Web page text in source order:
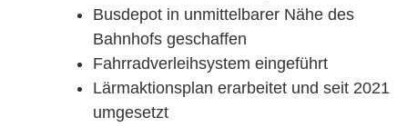
Busdepot in unmittelbarer Nähe des
Bahnhofs geschaffen
Fahrradverleihsystem eingeführt
Lärmaktionsplan erarbeitet und seit 2021
umgesetzt